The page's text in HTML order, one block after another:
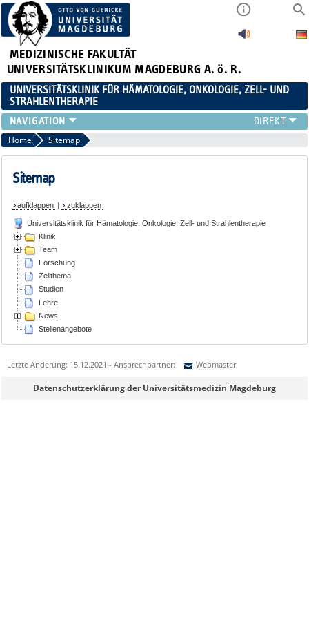
MEDIZINISCHE FAKULTÄT
UNIVERSITÄTSKLINIKUM MAGDEBURG A. ö. R.
UNIVERSITÄTSKLINIK FÜR HÄMATOLOGIE, ONKOLOGIE, ZELL- UND
STRAHLENTHERAPIE
KLINIK
TEAM
FORSCHUNG
STUDIEN
LEHRE
NEWS
STELLENANGEBOTE
Home Sitemap
Sitemap
aufklappen | zuklappen
Universitätsklinik für Hämatologie, Onkologie, Zell- und Strahlentherapie
Klinik
Team
Forschung
Zellthema
Studien
Lehre
News
Stellenangebote
Letzte Änderung: 15.12.2021 - Ansprechpartner: Webmaster
Sie können eine Nachricht versenden an:Webmaster
Datenschutzerklärung der Universitätsmedizin Magdeburg